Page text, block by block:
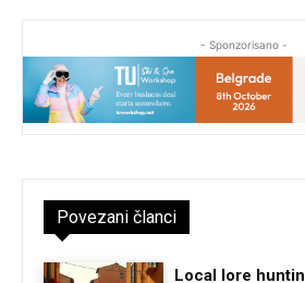
- Sponzorisano -
Povezani članci
Local lore